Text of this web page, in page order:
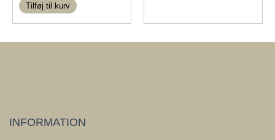
Tilføj til kurv
INFORMATION